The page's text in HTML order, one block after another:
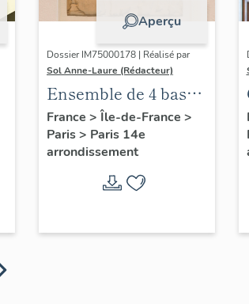
Aperçu
Dossier IM75000178 | Réalisé par
Sol Anne-Laure (Rédacteur)
Ensemble de 4 bas
reliefs : Les saisons
France > Île-de-France >
Paris> Paris 14e
arrondissement